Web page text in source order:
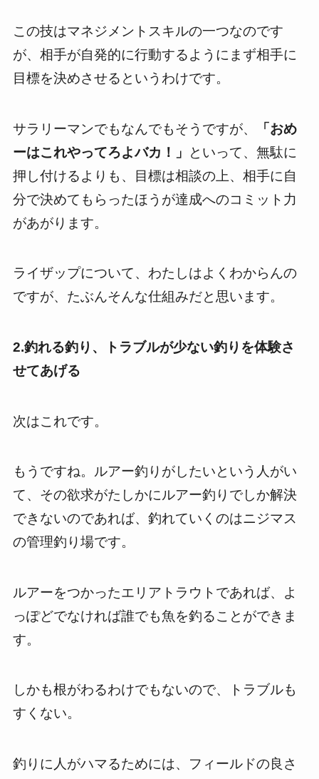
この技はマネジメントスキルの一つなのです
が、相手が自発的に行動するようにまず相手に
目標を決めさせるというわけです。
サラリーマンでもなんでもそうですが、
「おめ
ーはこれやってろよバカ！」
といって、無駄に
押し付けるよりも、目標は相談の上、相手に自
分で決めてもらったほうが達成へのコミット力
があがります。
ライザップについて、わたしはよくわからんの
ですが、たぶんそんな仕組みだと思います。
2.釣れる釣り、トラブルが少ない釣りを体験さ
せてあげる
次はこれです。
もうですね。ルアー釣りがしたいという人がい
て、その欲求がたしかにルアー釣りでしか解決
できないのであれば、釣れていくのはニジマス
の管理釣り場です。
ルアーをつかったエリアトラウトであれば、よ
っぽどでなければ誰でも魚を釣ることができま
す。
しかも根がわるわけでもないので、トラブルも
すくない。
釣りに人がハマるためには、フィールドの良さ